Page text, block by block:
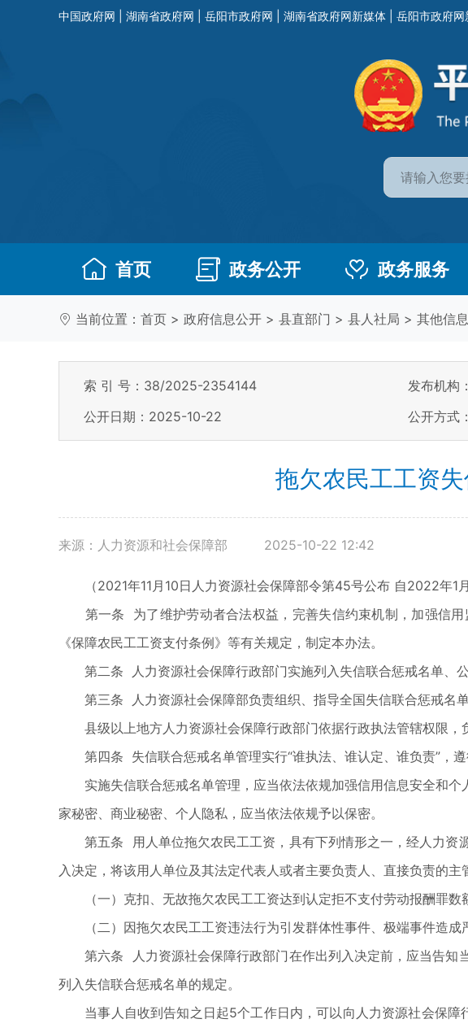
中国政府网 湖南省政府网 岳阳市政府网 湖南省政府网新媒体 岳阳市政府网
首页 政务公开 政务服务
当前位置： 首页 > 政府信息公开 > 县直部门 > 县人社局 > 其他信息
索 引 号：38/2025-2354144 发布机构
公开日期：2025-10-22
公开方式
拖欠农民工工资
来源：人力资源和社会保障部 2025-10-22 12:42
（2021年11月10日人力资源社会保障部令第45号公布 自2022年1月
第一条 为了维护劳动者合法权益，完善失信约束机制，加强信用
《保障农民工工资支付条例》等有关规定，制定本办法。
第二条 人力资源社会保障行政部门实施列入失信联合惩戒名单、公
第三条 人力资源社会保障部负责组织、指导全国失信联合惩戒名单
县级以上地方人力资源社会保障行政部门依据行政执法管辖权限，
第四条 失信联合惩戒名单管理实行“谁执法、谁认定、谁负责”，遵
实施失信联合惩戒名单管理，应当依法依规加强信用信息安全和个
家秘密、商业秘密、个人隐私，应当依法依规予以保密。
第五条 用人单位拖欠农民工工资，具有下列情形之一，经人力资
入决定，将该用人单位及其法定代表人或者主要负责人、直接负责的
（一）克扣、无故拖欠农民工工资达到认定拒不支付劳动报酬罪数
（二）因拖欠农民工工资违法行为引发群体性事件、极端事件造成
第六条 人力资源社会保障行政部门在作出列入决定前，应当告知
列入失信联合惩戒名单的规定。
当事人自收到告知之日起5个工作日内，可以向人力资源社会保障